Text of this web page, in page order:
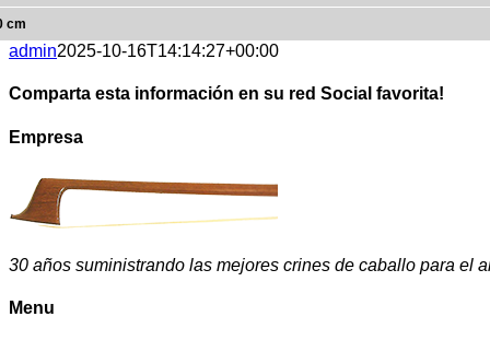
cm
admin2025-10-16T14:14:27+00:00
Comparta esta información en su red Social favorita!
Facebook
X
Reddit
LinkedIn
WhatsApp
Telegram
Tumblr
Pinterest
Vk
Xing
Email
Empresa
30 años suministrando las mejores crines de caballo para el
Menu